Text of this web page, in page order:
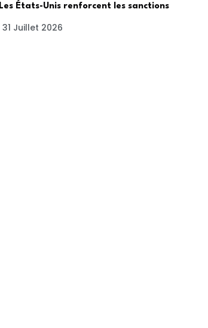
Les États-Unis renforcent les sanctions
31 Juillet 2026